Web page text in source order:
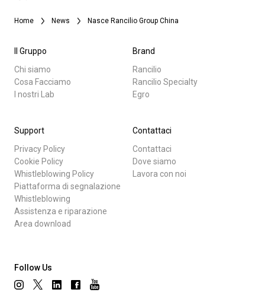
Home News Nasce Rancilio Group China
Il Gruppo
Chi siamo
Cosa Facciamo
I nostri Lab
Brand
Rancilio
Rancilio Specialty
Egro
Support
Privacy Policy
Cookie Policy
Whistleblowing Policy
Piattaforma di segnalazione
Whistleblowing
Assistenza e riparazione
Area download
Contattaci
Contattaci
Dove siamo
Lavora con noi
Follow Us